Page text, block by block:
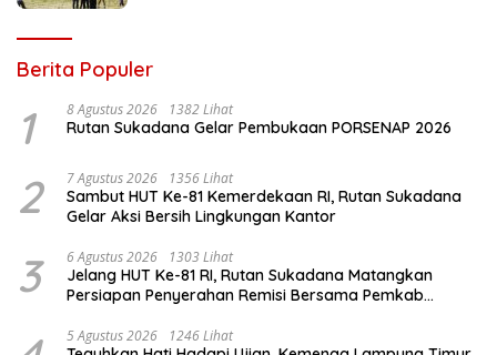
Berita Populer
1 8 Agustus 2026 1382 Lihat
Rutan Sukadana Gelar Pembukaan PORSENAP 2026
2 7 Agustus 2026 1356 Lihat
Sambut HUT Ke-81 Kemerdekaan RI, Rutan Sukadana
Gelar Aksi Bersih Lingkungan Kantor
3 6 Agustus 2026 1303 Lihat
Jelang HUT Ke-81 RI, Rutan Sukadana Matangkan
Persiapan Penyerahan Remisi Bersama Pemkab
5 Agustus 2026 1246 Lihat